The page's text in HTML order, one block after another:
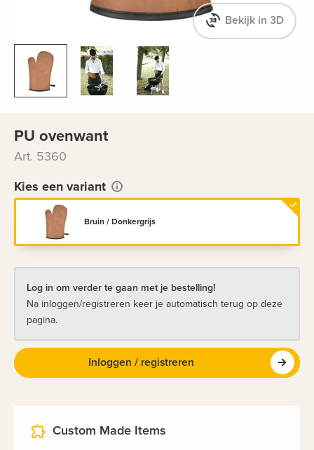
Bekijk in 3D
PU ovenwant
Art. 5360
Kies een variant
Bruin / Donkergrijs
Log in om verder te gaan met je bestelling!
Na inloggen/registreren keer je automatisch terug op deze
pagina.
Inloggen / registreren
Custom Made Items